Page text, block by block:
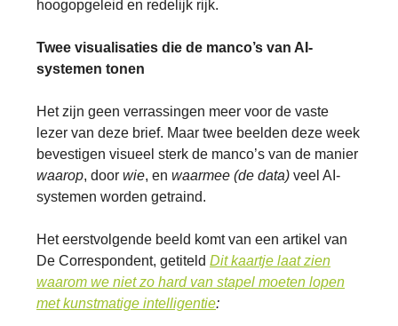
hoogopgeleid en redelijk rijk.
Twee visualisaties die de manco’s van AI-
systemen tonen
Het zijn geen verrassingen meer voor de vaste
lezer van deze brief. Maar twee beelden deze week
bevestigen visueel sterk de manco’s van de manier
waarop, door wie, en waarmee (de data) veel AI-
systemen worden getraind.
Het eerstvolgende beeld komt van een artikel van
De Correspondent, getiteld Dit kaartje laat zien
waarom we niet zo hard van stapel moeten lopen
met kunstmatige intelligentie: